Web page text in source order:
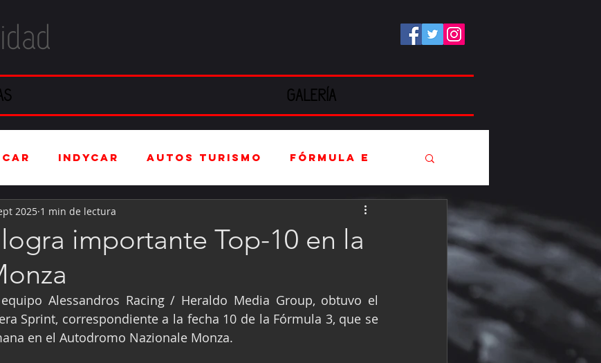
GALERÍA
IndyCar Autos Turismo Fórmula E
Automotriz
Fórmula 3 Nauticopa FIA TCR Fórmula 2
importante Top-10 en la
2025 1 min de lectura
Alessandros Racing / Heraldo Media Group, obtuvo el
Sprint, correspondiente a la fecha 10 de la Fórmula 3, que se
en el Autodromo Nazionale Monza.